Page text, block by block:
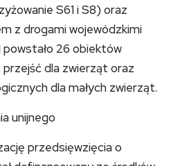
S61 i S8) oraz
z drogami wojewódzkimi
26 obiektów
dla zwierząt oraz
dla małych zwierząt.
unijnego
przedsięwzięcia o